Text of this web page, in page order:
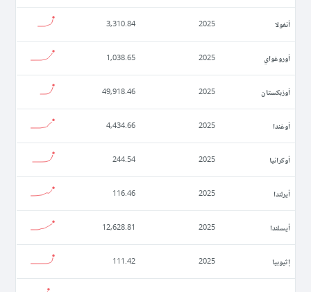
أنغولا 2025
3,310.84
أوروغواي 2025
1,038.65
أوزبكستان 2025
49,918.46
أوغندا 2025
4,434.66
أوكرانيا 2025
244.54
أيرلندا 2025
116.46
أيسلندا 2025
12,628.81
إثيوبيا 2025
111.42